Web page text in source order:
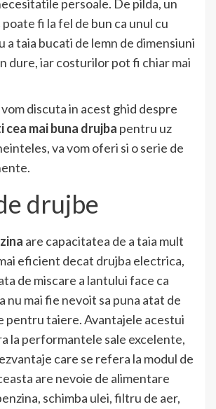
persoale. De pilda, un
fi la fel de bun ca unul cu
a taia bucati de lemn de dimensiuni
dure, iar costurilor pot fi chiar mai
discuta in acest ghid despre
cea mai buna drujba pentru uz
va vom oferi si o serie de
drujbe
are capacitatea de a taia mult
eficient decat drujba electrica,
de miscare a lantului face ca
nu mai fie nevoit sa puna atat de
pentru taiere. Avantajele acestui
la performantele sale excelente,
care se refera la modul de
are nevoie de alimentare
schimba ulei, filtru de aer,